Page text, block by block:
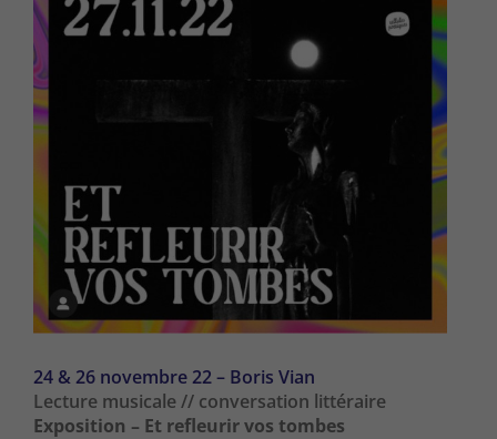
24 & 26 novembre 22 – Boris Vian
Lecture musicale // conversation littéraire
Exposition – Et refleurir vos tombes